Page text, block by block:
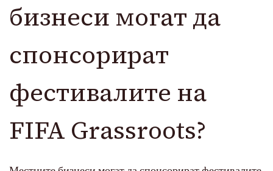
бизнеси могат да
спонсорират
фестивалите на
FIFA Grassroots?